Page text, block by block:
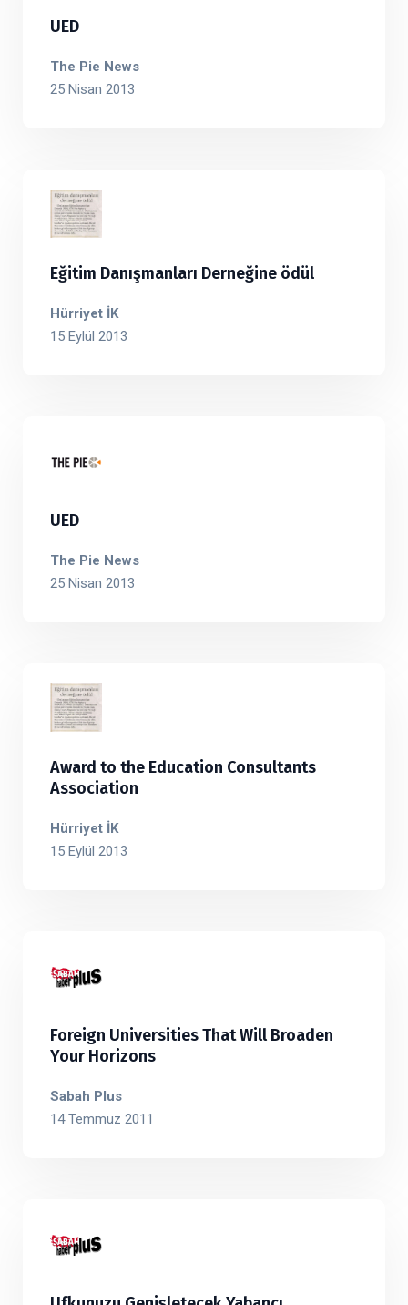
UED
The Pie News
25 Nisan 2013
Eğitim Danışmanları Derneğine ödül
Hürriyet İK
15 Eylül 2013
UED
The Pie News
25 Nisan 2013
Award to the Education Consultants
Association
Hürriyet İK
15 Eylül 2013
Foreign Universities That Will Broaden
Your Horizons
Sabah Plus
14 Temmuz 2011